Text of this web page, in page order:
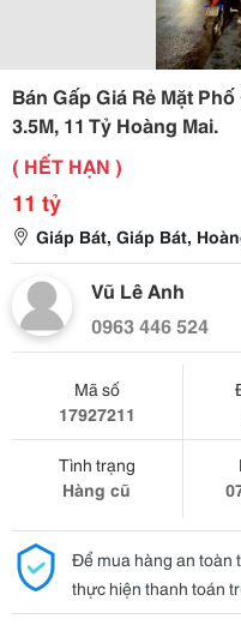
Bán Gấp Giá Rẻ Mặt
3.5M, 11 Tỷ Hoàng Mai.
( HẾT HẠN )
11 tỷ
Giáp Bát, Giáp Bát,
Vũ Lê Anh
0963 446 524
Mã số
17927211
Tình trạng
Hàng cũ
Để mua hàng an toàn
thực hiện thanh toán